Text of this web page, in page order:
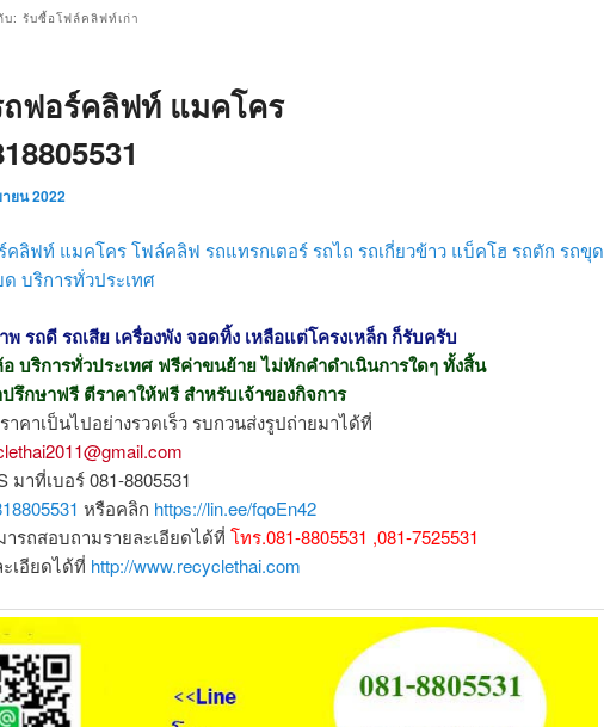
บ: รับซื้อโฟล์คลิฟท์เก่า
ฟอร์คลิฟท์ แมคโคร
ยน 2022
คลิฟท์ แมคโคร โฟล์คลิฟ รถแทรกเตอร์ รถไถ รถเกี่ยวข้าว แบ็คโฮ รถตัก รถขุด
ด บริการทั่วประเทศ
รถดี รถเสีย เครื่องพัง จอดทิ้ง เหลือแต่โครงเหล็ก ก็รับครับ
บริการทั่วประเทศ ฟรีค่าขนย้าย ไม่หักคำดำเนินการใดๆ ทั้งสิ้น
รึกษาฟรี ตีราคาให้ฟรี สำหรับเจ้าของกิจการ
าคาเป็นไปอย่างรวดเร็ว รบกวนส่งรูปถ่ายมาได้ที่
มาที่เบอร์ 081-8805531
หรือคลิก https://lin.ee/fqoEn42
รถสอบถามรายละเอียดได้ที่ โทร.081-8805531 ,081-7525531
เอียดได้ที่ http://www.recyclethai.com